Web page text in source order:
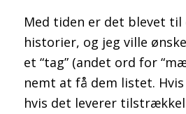
Med tiden er det blevet til
historier, og jeg ville
et “tag” (andet ord for
nemt at få dem listet.
hvis det leverer